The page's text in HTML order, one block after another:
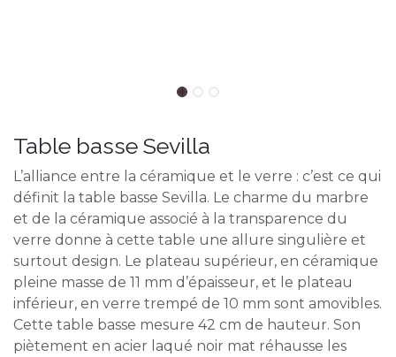
Table basse Sevilla
L’alliance entre la céramique et le verre : c’est ce qui
définit la table basse Sevilla. Le charme du marbre
et de la céramique associé à la transparence du
verre donne à cette table une allure singulière et
surtout design. Le plateau supérieur, en céramique
pleine masse de 11 mm d’épaisseur, et le plateau
inférieur, en verre trempé de 10 mm sont amovibles.
Cette table basse mesure 42 cm de hauteur. Son
piètement en acier laqué noir mat réhausse les